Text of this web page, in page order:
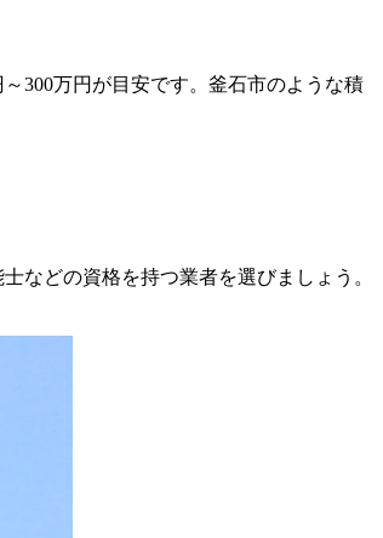
300万円が目安です。釜石市のような積
などの資格を持つ業者を選びましょう。